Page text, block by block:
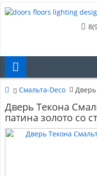
Смальта-Deco Дверь
Дверь Текона
патина золото со